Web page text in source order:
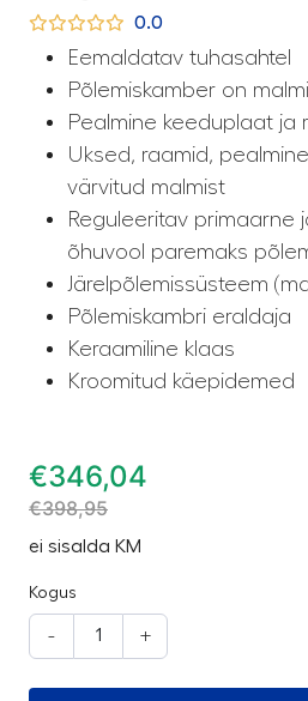
0.0
Eemaldatav tuhasahtel
Põlemiskamber on
Pealmine keeduplaat ja
Uksed, raamid,
värvitud malmist
Reguleeritav primaarne
õhuvool paremaks
Järelpõlemissüsteem
Põlemiskambri eraldaja
Keraamiline klaas
Kroomitud käepidemed
€346,04
€398,95
ei sisalda KM
Kogus
- +